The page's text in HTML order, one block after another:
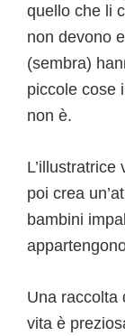
quello che li
non devono
(sembra)
piccole cose
non è.
poi crea
bambini
Una raccolta
vita è